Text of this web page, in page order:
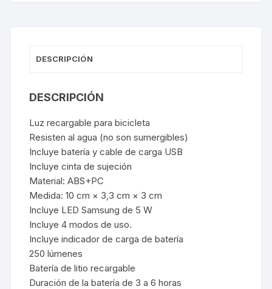
DESCRIPCIÓN
DESCRIPCIÓN
Luz recargable para bicicleta
Resisten al agua (no son sumergibles)
Incluye batería y cable de carga USB
Incluye cinta de sujeción
Material: ABS+PC
Medida: 10 cm × 3,3 cm × 3 cm
Incluye LED Samsung de 5 W
Incluye 4 modos de uso.
Incluye indicador de carga de batería
250 lúmenes
Batería de litio recargable
Duración de la batería de 3 a 6 horas